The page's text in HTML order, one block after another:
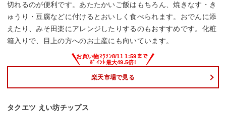
切れるのが便利です。あたたかいご飯はもちろん、焼きなす・き
ゅうり・豆腐などに付けるとおいしく食べられます。おでんに添
えたり、みそ田楽にアレンジしたりするのもおすすめです。化粧
箱入りで、目上の方へのお土産にも向いています。
楽天市場で見る
タクエツ えい坊チップス